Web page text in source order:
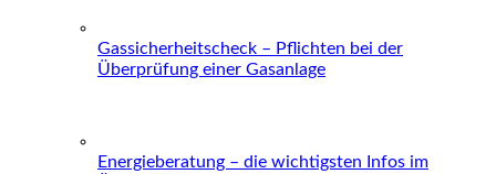
Gassicherheitscheck – Pflichten bei der
Überprüfung einer Gasanlage
Energieberatung – die wichtigsten Infos im